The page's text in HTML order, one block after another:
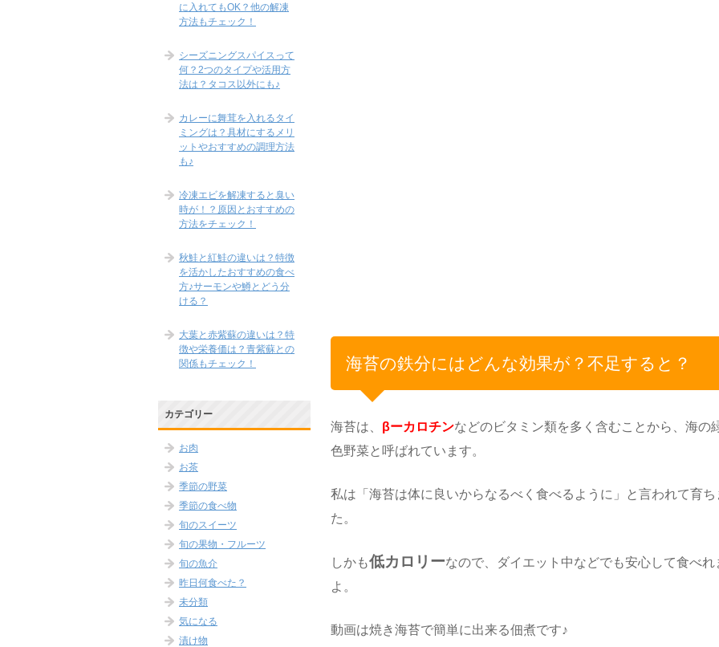
海苔の鉄分にはどんな効果が？不足すると？
海苔は、 βーカロチンなどのビタミン類を多く含むことから、海の
色野菜と呼ばれています。
私は「海苔は体に良いからなるべく食べるように」と言われて育ち
た。
しかも低カロリーなので、ダイエット中などでも安心して食べれ
よ。
動画は焼き海苔で簡単に出来る佃煮です♪
に入れてもOK？他の解凍
方法もチェック！
シーズニングスパイスって
何？2つのタイプや活用方
法は？タコス以外にも♪
カレーに舞茸を入れるタイ
ミングは？具材にするメリ
ットやおすすめの調理方法
も♪
冷凍エビを解凍すると臭い
時が！？原因とおすすめの
方法をチェック！
秋鮭と紅鮭の違いは？特徴
を活かしたおすすめの食べ
方♪サーモンや鱒とどう分
ける？
大葉と赤紫蘇の違いは？特
徴や栄養価は？青紫蘇との
関係もチェック！
カテゴリー
お肉
お茶
季節の野菜
季節の食べ物
旬のスイーツ
旬の果物・フルーツ
旬の魚介
昨日何食べた？
未分類
気になる
漬け物